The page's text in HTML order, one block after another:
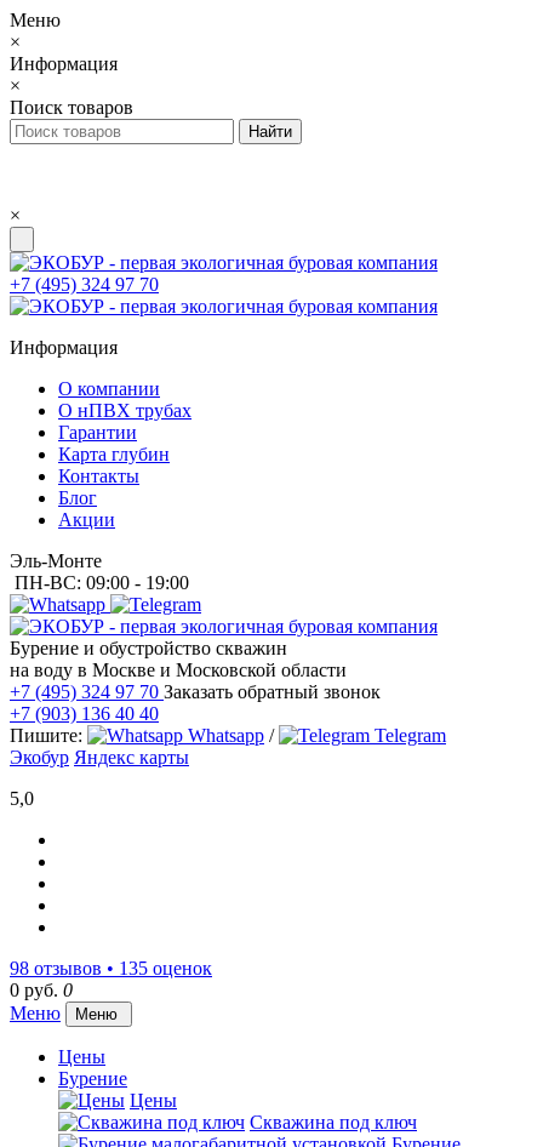
Меню
×
Информация
×
Поиск товаров
×
+7 (495) 324 97 70
Информация
О компании
О нПВХ трубах
Гарантии
Карта глубин
Контакты
Блог
Акции
Эль-Монте
ПН-ВС: 09:00 - 19:00
Бурение и обустройство скважин
на воду в Москве и Московской области
+7 (495) 324 97 70 Заказать обратный звонок
+7 (903) 136 40 40
Пишите:
Whatsapp /
Telegram
Экобур Яндекс карты
5,0
98 отзывов • 135 оценок
0 руб. 0
Меню
Меню
Цены
Бурение
Цены
Скважина под ключ